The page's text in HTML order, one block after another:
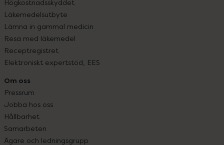
Högkostnadsskyddet
Läkemedelsutbyte
Lämna in gammal medicin
Resa med läkemedel
Receptregistret
Elektroniskt expertstöd, EES
Om oss
Pressrum
Jobba hos oss
Hållbarhet
Samarbeten
Ägare och ledningsgrupp